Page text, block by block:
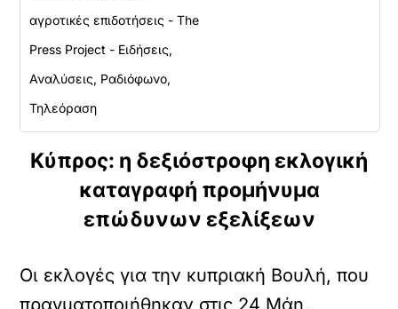
αγροτικές επιδοτήσεις - The
Press Project - Ειδήσεις,
Αναλύσεις, Ραδιόφωνο,
Τηλεόραση
Κύπρος: η δεξιόστροφη εκλογική
καταγραφή προμήνυμα
επώδυνων εξελίξεων
Οι εκλογές για την κυπριακή Βουλή, που
πραγματοποιήθηκαν στις 24 Μάη,